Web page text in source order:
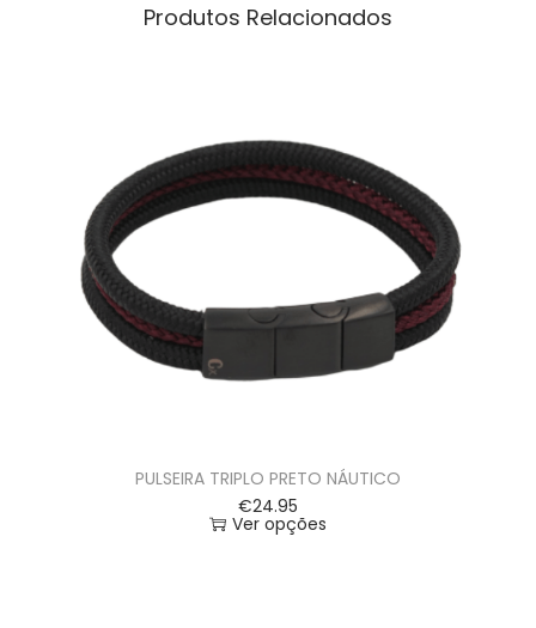
Produtos Relacionados
PULSEIRA TRIPLO PRETO NÁUTICO
€24.95
Ver opções